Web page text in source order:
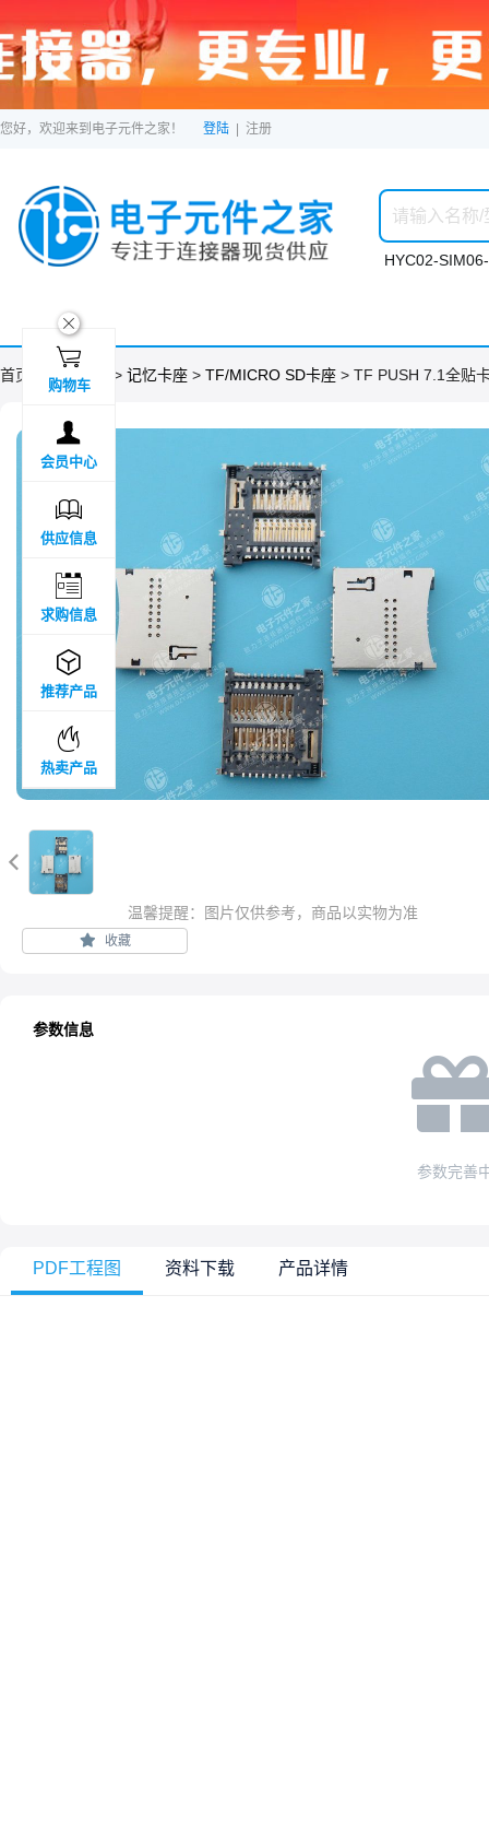
您好，欢迎来到电子元件之家！ 登陆 注册
HYC02-
首页 > 分类目录 > 记忆卡座 > TF/MICRO SD卡座 > TF PUSH 7.1全贴

温馨提醒：图片仅供参考，商品以实物为准
收藏
参数信息
参数完善
PDF工程图 资料下载 产品详情
ဆ

购物车

会员中心

供应信息

求购信息

推荐产品

热卖产品